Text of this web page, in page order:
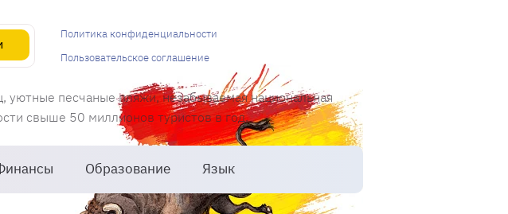
уютные песчаные пляжи, незабываемая национальная
свыше 50 миллионов туристов в год.
Образование Язык
Политика конфиденциальности
Пользовательское соглашение